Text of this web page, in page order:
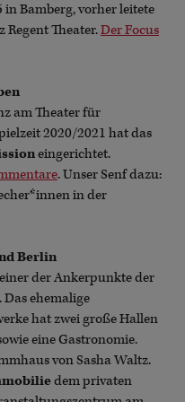
in Bamberg, vorher leitete
Regent Theater.Der Focus
am Theater für
2020/2021 hat das
eingerichtet.
. Unser Senf dazu:
in der
Berlin
der Ankerpunkte der
ehemalige
hat zwei große Hallen
eine Gastronomie.
von Sasha Waltz.
dem privaten